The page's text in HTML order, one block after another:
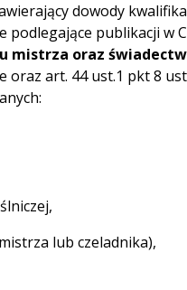
dowody
publikacji w
mistrza oraz
oraz art. 44 ust.1 pkt 8
lub czeladnika),